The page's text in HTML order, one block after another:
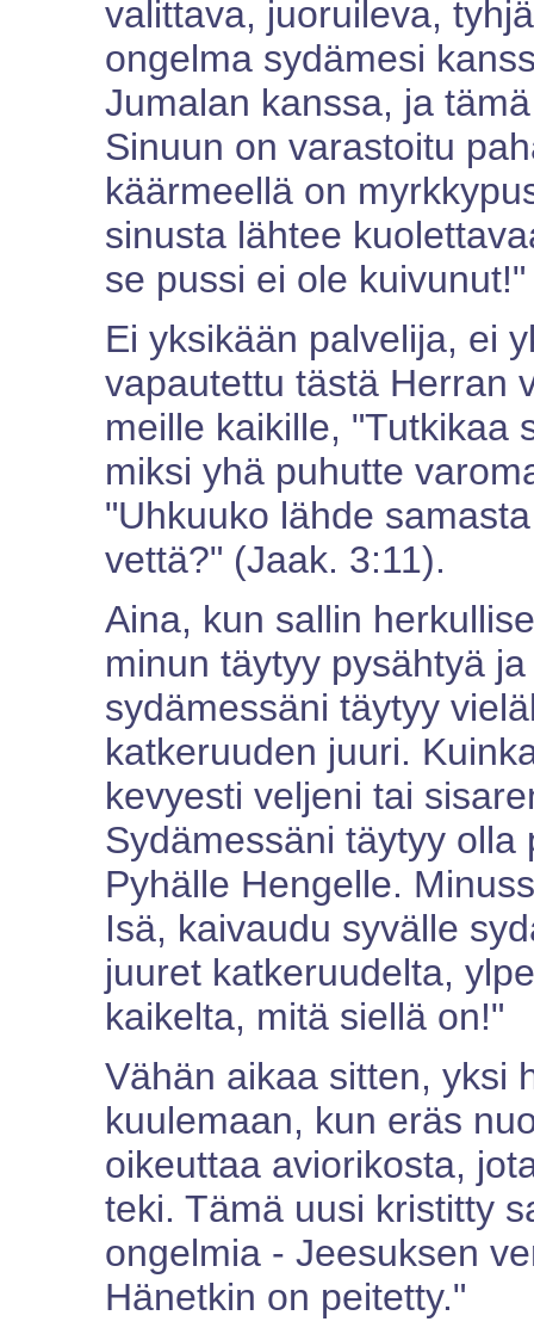
valittava, juoruileva,
ongelma sydämesi
Jumalan kanssa, ja
Sinuun on varastoitu
käärmeellä on
sinusta lähtee
se pussi ei ole kuivunut!"
Ei yksikään palvelija, ei
vapautettu tästä Herran
meille kaikille, "Tutkikaa
miksi yhä puhutte
"Uhkuuko lähde
vettä?" (Jaak. 3:11).
Aina, kun sallin
minun täytyy pysähtyä
sydämessäni täytyy
katkeruuden juuri.
kevyesti veljeni tai
Sydämessäni täytyy
Pyhälle Hengelle.
Isä, kaivaudu syvälle
juuret katkeruudelta,
kaikelta, mitä siellä on!"
Vähän aikaa sitten, yksi
kuulemaan, kun eräs
oikeuttaa aviorikosta,
teki. Tämä uusi kristitty
ongelmia - Jeesuksen
Hänetkin on peitetty."